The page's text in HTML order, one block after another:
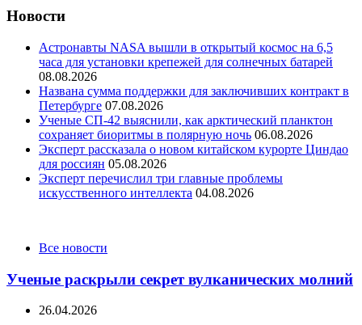
Новости
Астронавты NASA вышли в открытый космос на 6,5
часа для установки крепежей для солнечных батарей
08.08.2026
Названа сумма поддержки для заключивших контракт в
Петербурге 07.08.2026
Ученые СП-42 выяснили, как арктический планктон
сохраняет биоритмы в полярную ночь 06.08.2026
Эксперт рассказала о новом китайском курорте Циндао
для россиян 05.08.2026
Эксперт перечислил три главные проблемы
искусственного интеллекта 04.08.2026
CategoriesВсе новости
Ученые раскрыли секрет вулканических молний
26.04.2026